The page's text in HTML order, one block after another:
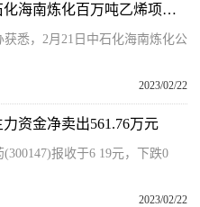
全球时讯：投资286亿元，中石化海南炼化百万吨乙烯项目投产
悉，2月21日中石化海南炼化公
2023/02/22
资金净卖出561.76万元
报收于6 19元，下跌0
2023/02/22